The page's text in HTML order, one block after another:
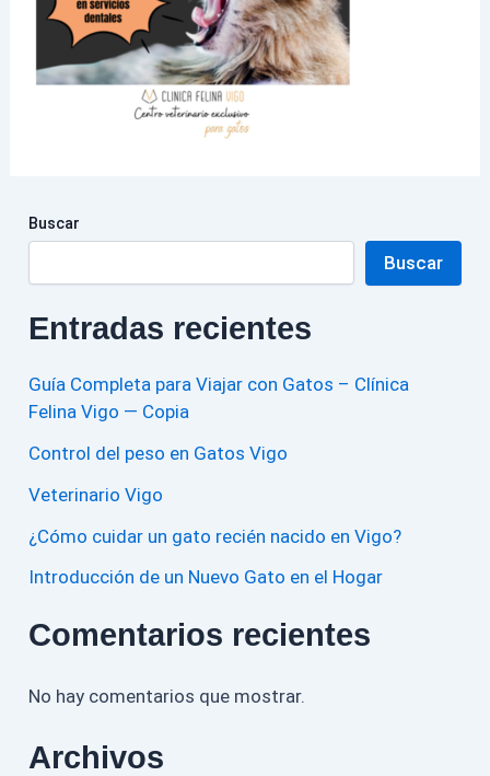
Buscar
Buscar
Entradas recientes
Guía Completa para Viajar con Gatos – Clínica
Felina Vigo — Copia
Control del peso en Gatos Vigo
Veterinario Vigo
¿Cómo cuidar un gato recién nacido en Vigo?
Introducción de un Nuevo Gato en el Hogar
Comentarios recientes
No hay comentarios que mostrar.
Archivos